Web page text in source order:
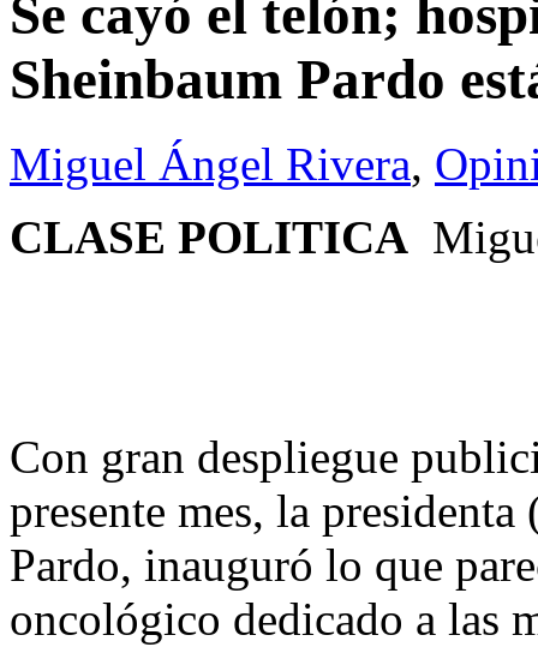
Se cayó el telón;
Sheinbaum Pardo
Miguel Ángel Rivera,
CLASE POLITICA
Con gran despliegue
presente mes, la
Pardo, inauguró lo que
oncológico dedicado a las